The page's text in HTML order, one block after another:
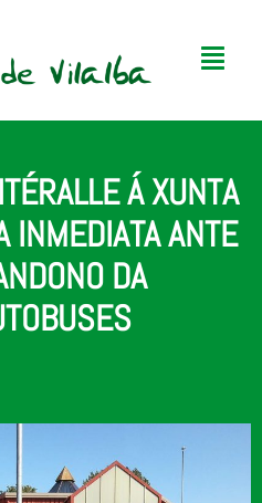
Á XUNTA
INMEDIATA ANTE
DA